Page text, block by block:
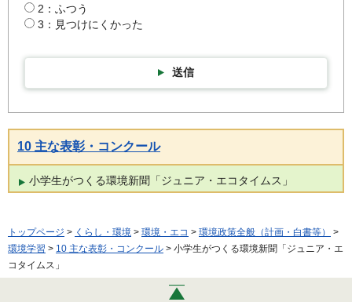
2：ふつう
3：見つけにくかった
送信
10 主な表彰・コンクール
小学生がつくる環境新聞「ジュニア・エコタイムス」
トップページ > くらし・環境 > 環境・エコ > 環境政策全般（計画・白書等）
>
環境学習 > 10 主な表彰・コンクール > 小学生がつくる環境新聞「ジュニア・エ
コタイムス」